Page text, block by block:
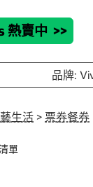
熱賣中 >>
品牌:
生活 > 票券餐券
單